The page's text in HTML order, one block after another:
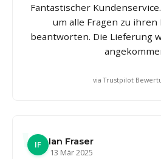
Fantastischer
um alle Fragen zu
beantworten. Die Lieferung
via Trustpilot
IF
Ian Fraser
13 Mär 2025